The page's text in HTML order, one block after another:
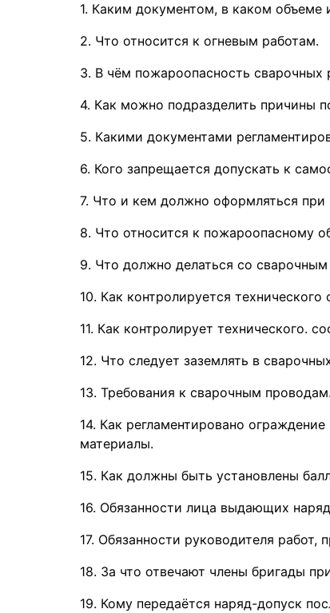
1. Каким документом, в каком объеме
2. Что относится к огневым работам.
3. В чём пожароопасность сварочных
4. Как можно подразделить причины
5. Какими документами
6. Кого запрещается допускать к
7. Что и кем должно оформляться при
8. Что относится к пожароопасному
9. Что должно делаться со
10. Как контролируется
11. Как контролирует технического.
12. Что следует заземлять в
13. Требования к сварочным проводам.
14. Как регламентировано
материалы.
15. Как должны быть установлены
16. Обязанности лица выдающих
17. Обязанности руководителя работ,
18. За что отвечают члены бригады
19. Кому передаётся наряд-допуск